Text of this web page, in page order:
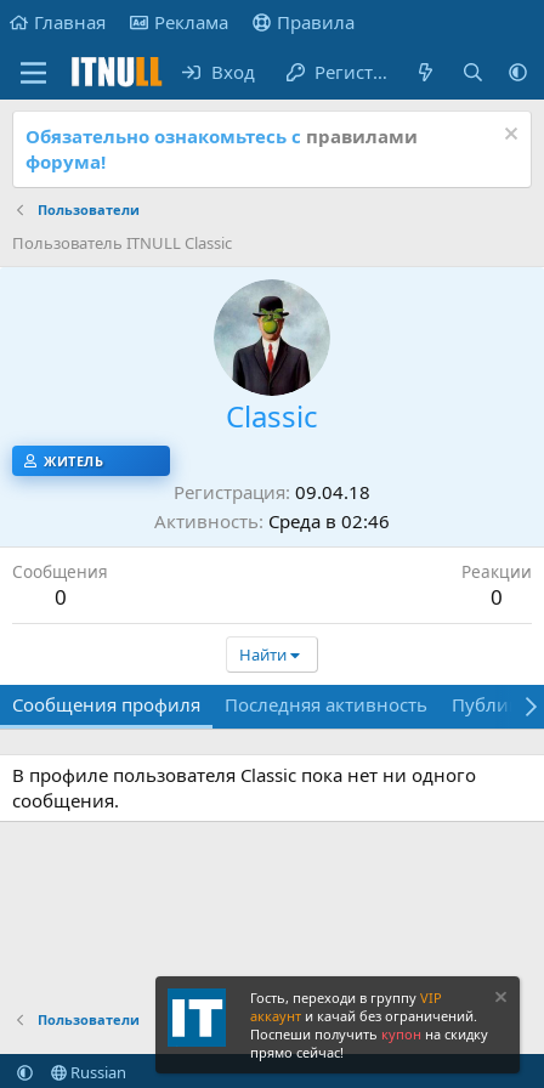
Главная Реклама Правила
Вход Регистрация
Обязательно ознакомьтесь с правилами
форума!
Пользователи
Пользователь ITNULL Classic
Classic
ЖИТЕЛЬ
Регистрация 09.04.18
Активность Среда в 02:46
Сообщения
0
Реакции
0
Найти
Сообщения профиля Последняя активность
В профиле пользователя Classic пока нет ни одного
сообщения.
Пользователи
Russian
Гость, переходи в группу VIP
аккаунт и качай без ограничений.
Поспеши получить купон на скидку
прямо сейчас!